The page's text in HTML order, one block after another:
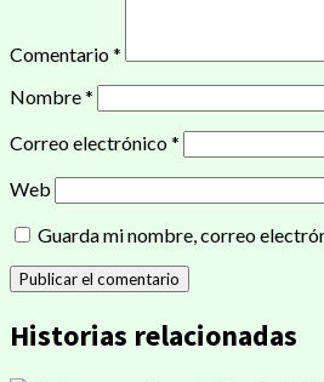
Comentario*
Nombre*
Correo electrónico*
Web
Guarda mi nombre, correo
Historias relacionadas